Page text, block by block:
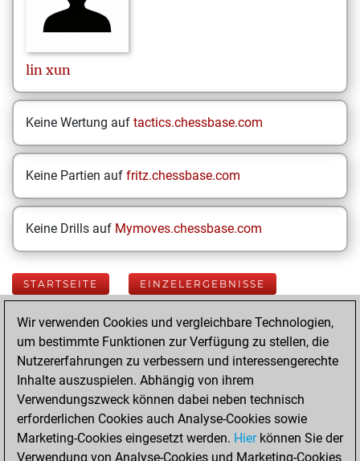
lin xun
Keine Wertung auf tactics.chessbase.com
Keine Partien auf fritz.chessbase.com
Keine Drills auf Mymoves.chessbase.com
STARTSEITE EINZELERGEBNISSE
Your Latest App
Activity
Sonntag, August
18, 2019
Wir verwenden Cookies und vergleichbare Technologien,
um bestimmte Funktionen zur Verfügung zu stellen, die
Nutzererfahrungen zu verbessern und interessengerechte
Inhalte auszuspielen. Abhängig von ihrem
Verwendungszweck können dabei neben technisch
erforderlichen Cookies auch Analyse-Cookies sowie
Marketing-Cookies eingesetzt werden. Hierkönnen Sie der
Verwendung von Analyse-Cookies und Marketing-Cookies